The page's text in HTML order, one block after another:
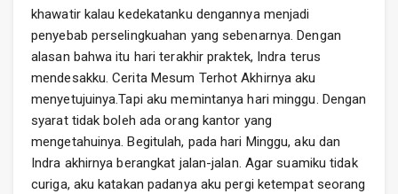
khawatir kalau kedekatanku dengannya menjadi
penyebab perselingkuahan yang sebenarnya. Dengan
alasan bahwa itu hari terakhir praktek, Indra terus
mendesakku. Cerita Mesum Terhot Akhirnya aku
menyetujuinya.Tapi aku memintanya hari minggu. Dengan
syarat tidak boleh ada orang kantor yang
mengetahuinya. Begitulah, pada hari Minggu, aku dan
Indra akhirnya berangkat jalan-jalan. Agar suamiku tidak
curiga, aku katakan padanya aku pergi ketempat seorang